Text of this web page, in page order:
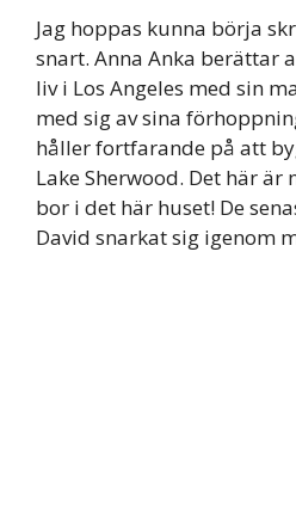
Jag hoppas kunna börja
snart. Anna Anka berättar
liv i Los Angeles med sin
med sig av sina
håller fortfarande på att
Lake Sherwood. Det här
bor i det här huset! De
David snarkat sig igenom